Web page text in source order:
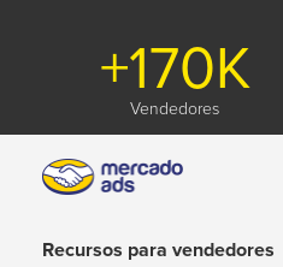
+170K
Vendedores
Recursos para vendedores